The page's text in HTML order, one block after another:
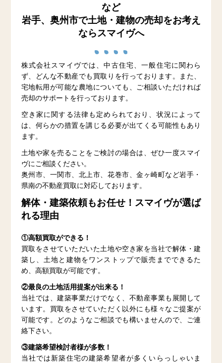
など
岩手、奥州市で土地・建物の売却をお考え
ならスマイヴへ
株式会社スマイヴでは、中古住宅、一般住宅に関わら
ず、どんな不動産でも買取りを行っております。また、
宅地転用が可能な農地についても、ご相談いただければ
売却のサポートを行っております。
空き家に関する法律も定められており、状況によって
は、何らかの措置を講じる必要が出てくる可能性もあり
ます。
土地や家を売ることをご検討の場合は、ぜひ一度スマイ
ヴにご相談ください。
奥州市、一関市、北上市、花巻市、金ヶ崎町など岩手・
県南の不動産買取に対応しております。
解体・建築依頼もお任せ！スマイヴが選ば
れる理由
①高額買取ができる！
買取をさせていただいた土地や空き家を当社で解体・建
築し、土地と建物をワンストップで販売までできるた
め、高額買取が可能です。
②最良の土地活用提案が出来る！
当社では、建築事業だけでなく、不動産事業も展開して
います。買取をさせていただく以外にも様々なご提案が
可能です。どのようなご相談でも構いませんので、ご連
絡下さい。
③建築希望検討者様が多数！
当社では新築住宅の建築希望者が多くいらっしゃいま